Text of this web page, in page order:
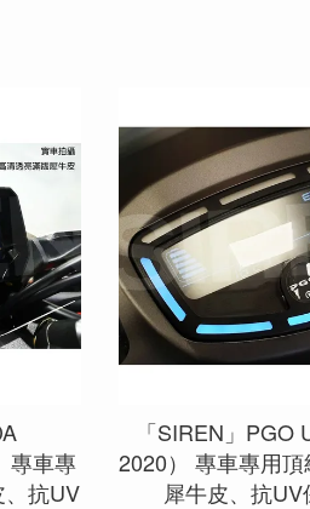
專車專
抗UV
「SIREN」PGO
2020） 專車專用
犀牛皮、抗